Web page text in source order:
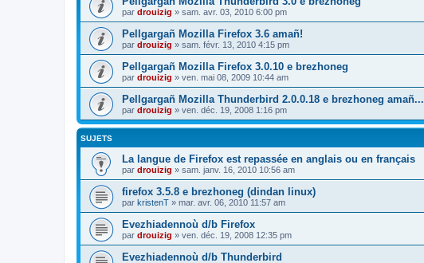
par drouizig » sam. avr. 03, 2010 6:00 pm
Pellgargañ Mozilla Firefox 3.6 amañ!
par drouizig » sam. févr. 13, 2010 4:15 pm
Pellgargañ Mozilla Firefox 3.0.10 e brezhoneg
par drouizig » ven. mai 08, 2009 10:44 am
Pellgargañ Mozilla Thunderbird 2.0.0.18 e brezhoneg amañ...
par drouizig » ven. déc. 19, 2008 1:16 pm
SUJETS
La langue de Firefox est repassée en anglais ou en français
par drouizig » sam. janv. 16, 2010 10:56 am
firefox 3.5.8 e brezhoneg (dindan linux)
par kristenT » mar. avr. 06, 2010 11:57 am
Evezhiadennoù d/b Firefox
par drouizig » ven. déc. 19, 2008 12:35 pm
Evezhiadennoù d/b Thunderbird